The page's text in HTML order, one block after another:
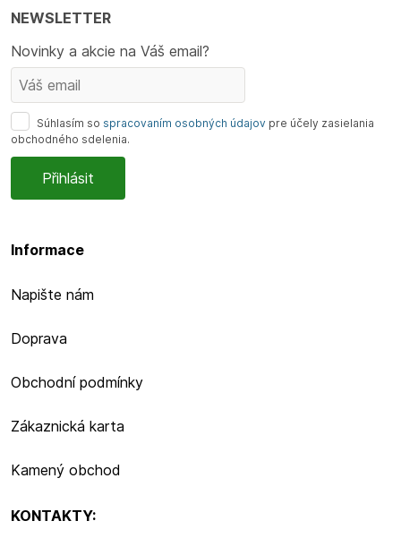
NEWSLETTER
Novinky a akcie na Váš email?
Súhlasím so spracovaním osobných údajov pre účely zasielania
obchodného sdelenia.
Informace
Napište nám
Doprava
Obchodní podmínky
Zákaznická karta
Kamený obchod
KONTAKTY: